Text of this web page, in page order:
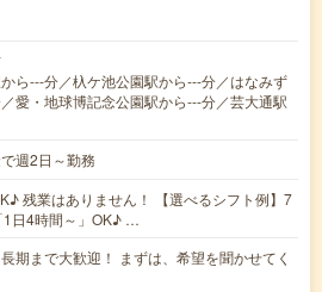
ら---分／杁ケ池公園駅から---分／はなみず
愛・地球博記念公園駅から---分／芸大通駅
週2日～勤務
残業はありません！ 【選べるシフト例】7
1日4時間～」OK♪ …
長期まで大歓迎！ まずは、希望を聞かせてく